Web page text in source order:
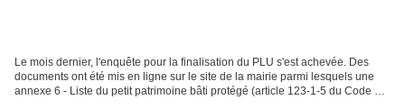
Le mois dernier, l'enquête pour la finalisation du PLU s'est achevée. Des
documents ont été mis en ligne sur le site de la mairie parmi lesquels une
annexe 6 - Liste du petit patrimoine bâti protégé (article 123-1-5 du Code de